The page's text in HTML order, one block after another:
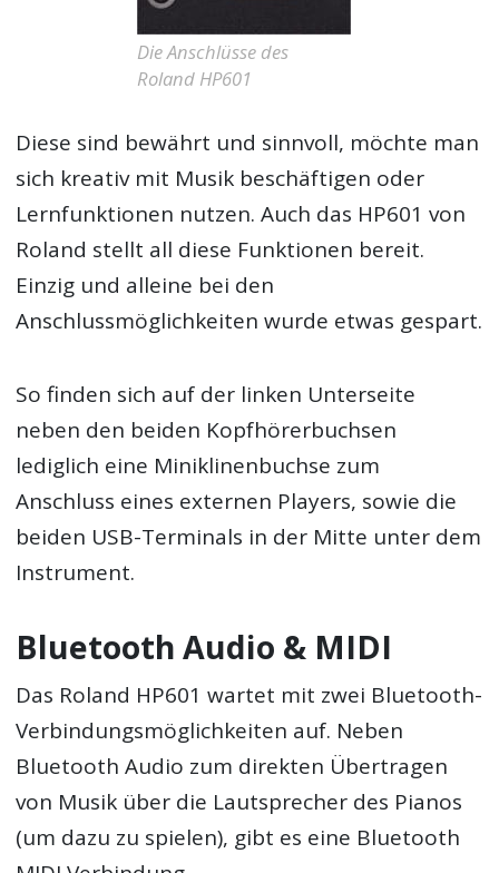
Die Anschlüsse des
Roland HP601
Diese sind bewährt und sinnvoll, möchte man
sich kreativ mit Musik beschäftigen oder
Lernfunktionen nutzen. Auch das HP601 von
Roland stellt all diese Funktionen bereit.
Einzig und alleine bei den
Anschlussmöglichkeiten wurde etwas gespart.
So finden sich auf der linken Unterseite
neben den beiden Kopfhörerbuchsen
lediglich eine Miniklinenbuchse zum
Anschluss eines externen Players, sowie die
beiden USB-Terminals in der Mitte unter dem
Instrument.
Bluetooth Audio & MIDI
Das Roland HP601 wartet mit zwei Bluetooth-
Verbindungsmöglichkeiten auf. Neben
Bluetooth Audio zum direkten Übertragen
von Musik über die Lautsprecher des Pianos
(um dazu zu spielen), gibt es eine Bluetooth